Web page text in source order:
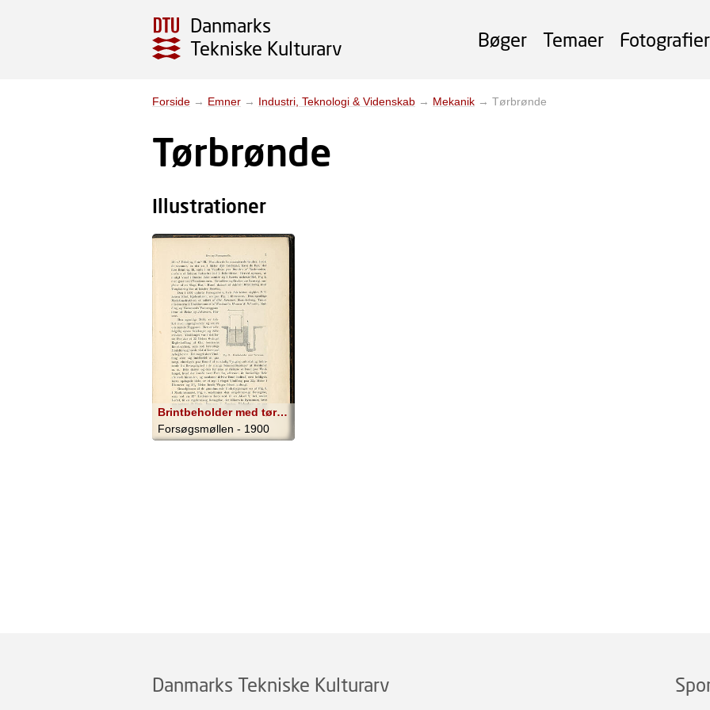
Danmarks
Tekniske Kulturarv
Bøger Temaer Fotografier
Forside → Emner → Industri, Teknologi & Videnskab → Mekanik → Tørbrønde
Tørbrønde
Illustrationer
Brintbeholder med tørbrønd
Forsøgsmøllen - 1900
Danmarks Tekniske Kulturarv